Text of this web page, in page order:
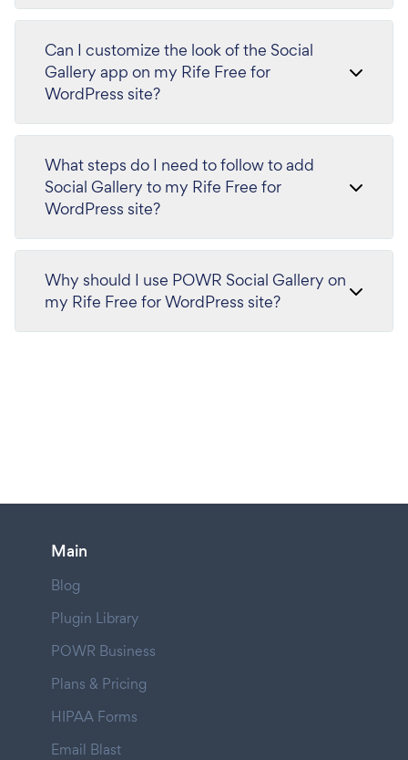
Can I customize the look of the Social
Gallery app on my Rife Free for
WordPress site?
What steps do I need to follow to add
Social Gallery to my Rife Free for
WordPress site?
Why should I use POWR Social Gallery on
my Rife Free for WordPress site?
Main
Blog
Plugin Library
POWR Business
Plans & Pricing
HIPAA Forms
Email Blast